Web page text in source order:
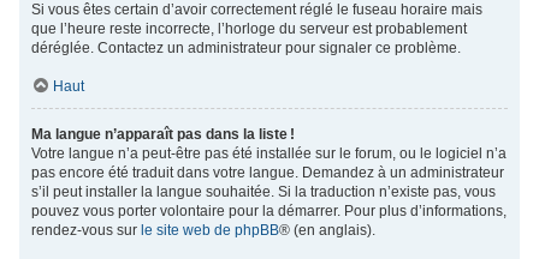
Si vous êtes certain d’avoir correctement réglé le fuseau horaire mais
que l’heure reste incorrecte, l’horloge du serveur est probablement
déréglée. Contactez un administrateur pour signaler ce problème.
Haut
Ma langue n’apparaît pas dans la liste !
Votre langue n’a peut-être pas été installée sur le forum, ou le logiciel n’a
pas encore été traduit dans votre langue. Demandez à un administrateur
s’il peut installer la langue souhaitée. Si la traduction n’existe pas, vous
pouvez vous porter volontaire pour la démarrer. Pour plus d’informations,
rendez-vous sur le site web de phpBB® (en anglais).